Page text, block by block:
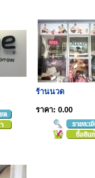
ร้านนวด
ราคา: 0.00